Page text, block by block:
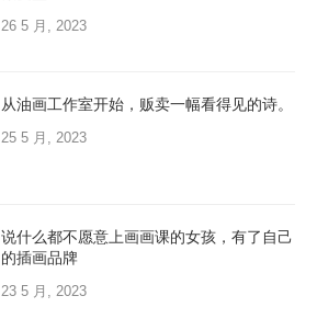
26 5 月, 2023
从油画工作室开始，贩卖一幅看得见的诗。
25 5 月, 2023
说什么都不愿意上画画课的女孩，有了自己
的插画品牌
23 5 月, 2023